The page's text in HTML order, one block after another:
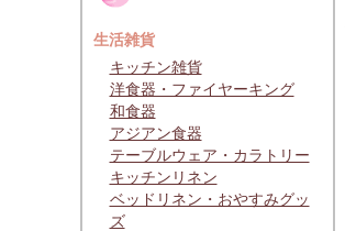
生活雑貨
キッチン雑貨
洋食器・ファイヤーキング
和食器
アジアン食器
テーブルウェア・カラトリー
キッチンリネン
ベッドリネン・おやすみグッ
ズ